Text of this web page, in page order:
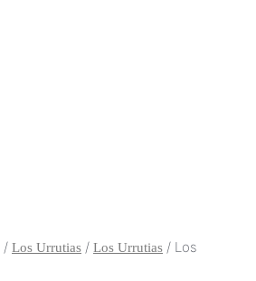
/ Los Urrutias / Los Urrutias / Los